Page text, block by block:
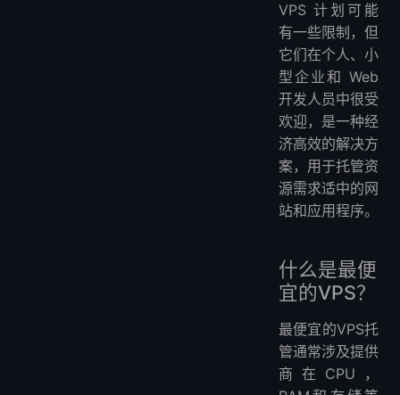
VPS 计划可能
有一些限制，但
它们在个人、小
型企业和 Web
开发人员中很受
欢迎，是一种经
济高效的解决方
案，用于托管资
源需求适中的网
站和应用程序。
什么是最便
宜的VPS？
最便宜的VPS托
管通常涉及提供
商在CPU，